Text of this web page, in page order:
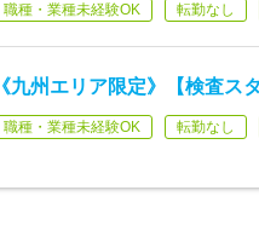
職種・業種未経験OK 転勤なし
《九州エリア限定》【検査ス
職種・業種未経験OK 転勤なし